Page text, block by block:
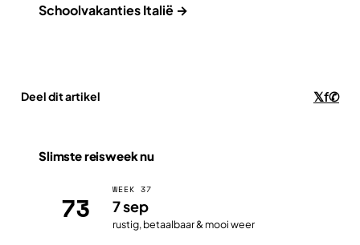
Schoolvakanties Italië →
Deel dit artikel 𝕏f✆
Slimste reisweek nu
73 WEEK 37
7 sep
rustig, betaalbaar & mooi weer